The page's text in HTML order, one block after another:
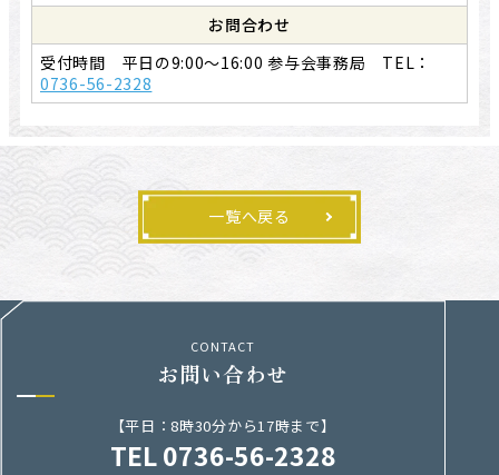
お問合わせ
受付時間 平日の9:00～16:00 参与会事務局 TEL：
0736-56-2328
一覧へ戻る
CONTACT
お問い合わせ
【平日：8時30分から17時まで】
TEL 0736-56-2328